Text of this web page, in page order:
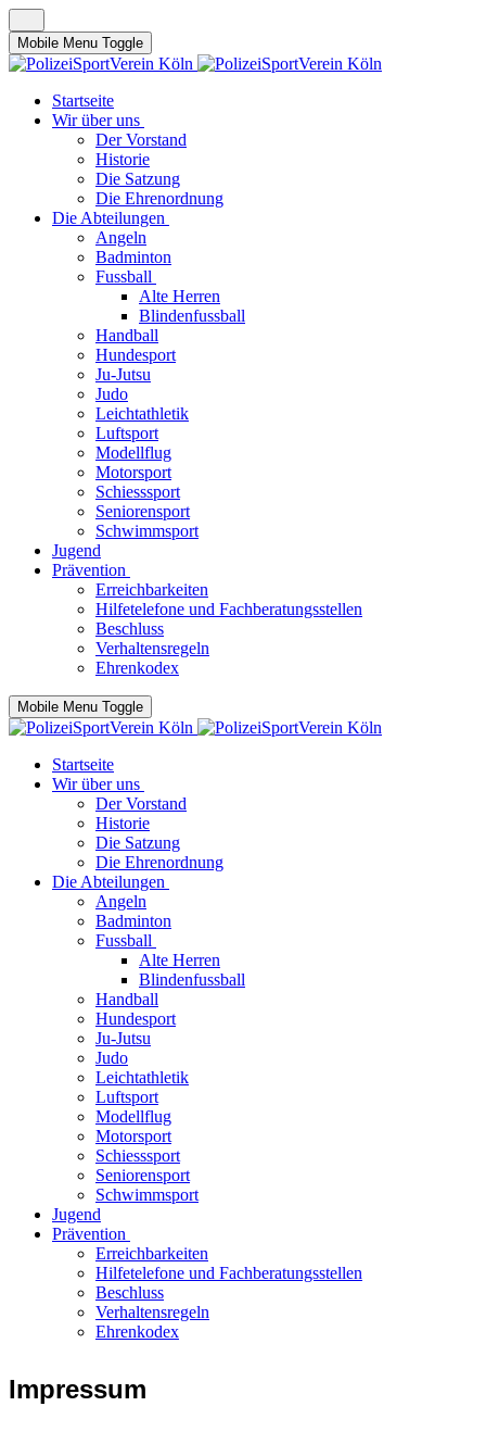
Mobile Menu Toggle
Startseite
Wir über uns
Der Vorstand
Historie
Die Satzung
Die Ehrenordnung
Die Abteilungen
Angeln
Badminton
Fussball
Alte Herren
Blindenfussball
Handball
Hundesport
Ju-Jutsu
Judo
Leichtathletik
Luftsport
Modellflug
Motorsport
Schiesssport
Seniorensport
Schwimmsport
Jugend
Prävention
Erreichbarkeiten
Hilfetelefone und Fachberatungsstellen
Beschluss
Verhaltensregeln
Ehrenkodex
Mobile Menu Toggle
Startseite
Wir über uns
Der Vorstand
Historie
Die Satzung
Die Ehrenordnung
Die Abteilungen
Angeln
Badminton
Fussball
Alte Herren
Blindenfussball
Handball
Hundesport
Ju-Jutsu
Judo
Leichtathletik
Luftsport
Modellflug
Motorsport
Schiesssport
Seniorensport
Schwimmsport
Jugend
Prävention
Erreichbarkeiten
Hilfetelefone und Fachberatungsstellen
Beschluss
Verhaltensregeln
Ehrenkodex
Impressum